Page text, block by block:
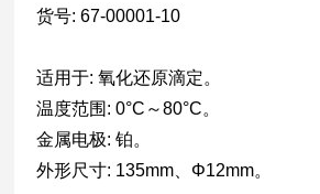
货号: 67-00001-10
适用于: 氧化还原滴定。
温度范围: 0°C～80°C。
金属电极: 铂。
外形尺寸: 135mm、Φ12mm。